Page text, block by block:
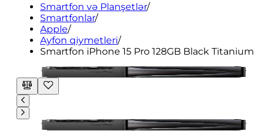
Smartfon və Planşetlər/
Smartfonlar/
Apple/
Ayfon qiymetleri/
Smartfon iPhone 15 Pro 128GB Black Titanium